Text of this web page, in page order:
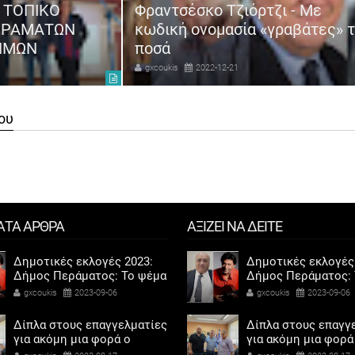
Φραντσέσκο Τζιόρτζι - Με
κωδική ονομασία «γραβάτες»
ποσά
gxcoukis 2022-12-21
ΑΡΘΡΑ
Δημοτικές εκλογές 2023:
Δήμος Περάματος: Το ψέμα
τελικά έχει κοντά ποδάρια
gxcoukis 2023-09-06
Δίπλα στους επαγγελματίες
για ακόμη μια φορά ο
ΑΞΙΖΕΙ ΝΑ ΔΕΙΤΕ
Δημοτικές
Δήμος Περάματος:
τελικά έχει κοντά
gxcoukis 2023-09-06
Δίπλα στους
για ακόμη μια